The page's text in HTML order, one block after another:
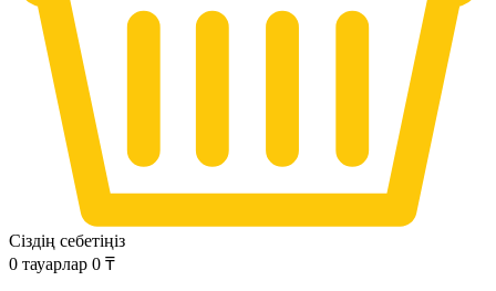
Сіздің себетіңіз
0 тауарлар 0 ₸